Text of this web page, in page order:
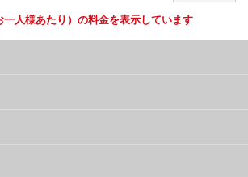
一人様あたり）の料金を表示しています